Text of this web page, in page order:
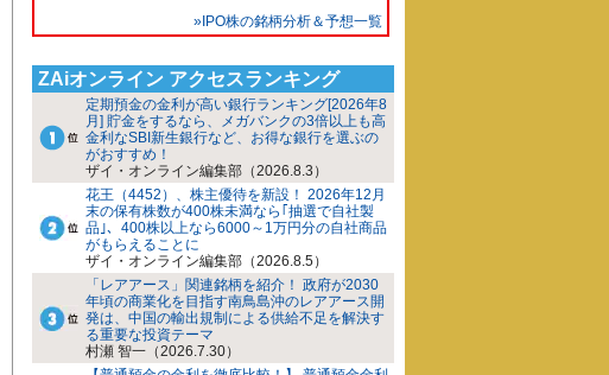
»IPO株の銘柄分析＆予想一覧
ZAiオンライン アクセスランキング
定期預金の金利が高い銀行ランキング[2026年8
月] 貯金をするなら、メガバンクの3倍以上も高
金利なSBI新生銀行など、お得な銀行を選ぶの
がおすすめ！
ザイ・オンライン編集部（2026.8.3）
花王（4452）、株主優待を新設！ 2026年12月
末の保有株数が400株未満なら｢抽選で自社製
品｣、400株以上なら6000～1万円分の自社商品
がもらえることに
ザイ・オンライン編集部（2026.8.5）
「レアアース」関連銘柄を紹介！ 政府が2030
年頃の商業化を目指す南鳥島沖のレアアース開
発は、中国の輸出規制による供給不足を解決す
る重要な投資テーマ
村瀬 智一（2026.7.30）